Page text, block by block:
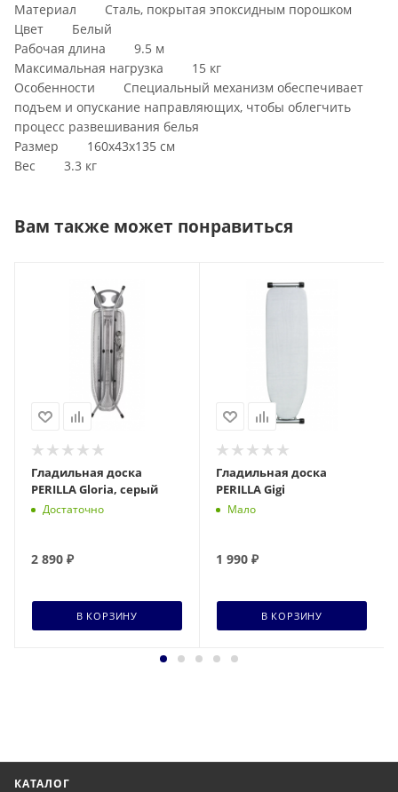
Материал Сталь, покрытая эпоксидным порошком
Цвет Белый
Рабочая длина 9.5 м
Максимальная нагрузка 15 кг
Особенности Специальный механизм обеспечивает
подъем и опускание направляющих, чтобы облегчить
процесс развешивания белья
Размер 160x43x135 см
Вес 3.3 кг
Вам также может понравиться
Гладильная доска
PERILLA Gloria, серый
Достаточно
2 890 ₽
В КОРЗИНУ
Гладильная доска
PERILLA Gigi
Мало
1 990 ₽
В КОРЗИНУ
КАТАЛОГ